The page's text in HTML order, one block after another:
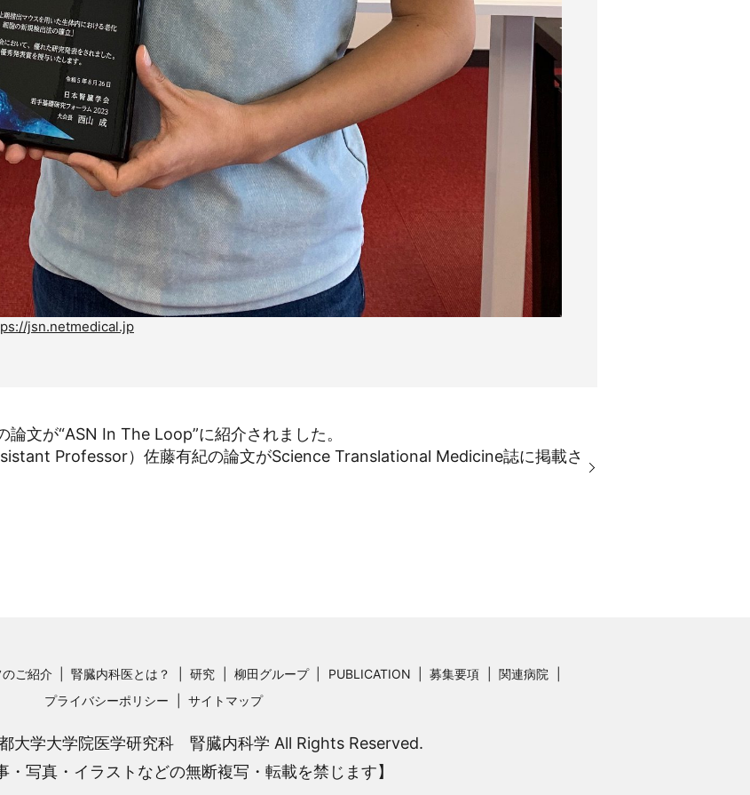
jsn.netmedical.jp
論文が“ASN In The Loop”に紹介されました。
Professor）佐藤有紀の論文がScience Translational Medicine誌に掲載さ
ご紹介 腎臓内科医とは？ 研究 柳田グループ PUBLICATION 募集要項
関連病院
プライバシーポリシー
サイトマップ
大学大学院医学研究科 腎臓内科学 All Rights Reserved.
・写真・イラストなどの無断複写・転載を禁じます】